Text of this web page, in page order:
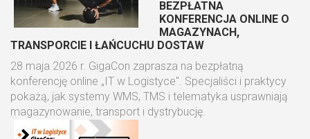
BEZPŁATNA
KONFERENCJA ONLINE O
MAGAZYNACH,
TRANSPORCIE I ŁAŃCUCHU DOSTAW
28 maja 2026 r. GigaCon zaprasza na bezpłatną
konferencję online „IT w Logistyce". Specjaliści i praktycy
pokażą, jak systemy WMS, TMS i telematyka usprawniają
magazynowanie, transport i dystrybucję.